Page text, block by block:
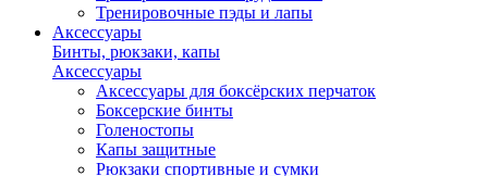
Тренировочные пэды и лапы
Аксессуары
Бинты, рюкзаки, капы
Аксессуары
Аксессуары для боксёрских перчаток
Боксерские бинты
Голеностопы
Капы защитные
Рюкзаки спортивные и сумки